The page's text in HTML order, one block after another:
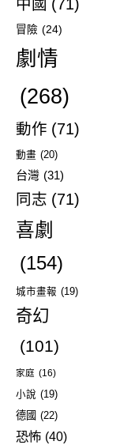
中國 (71)
冒險 (24)
劇情
(268)
動作 (71)
動畫 (20)
台灣 (31)
同志 (71)
喜劇
(154)
城市畫報 (19)
奇幻
(101)
家庭 (16)
小說 (19)
德國 (22)
恐怖 (40)